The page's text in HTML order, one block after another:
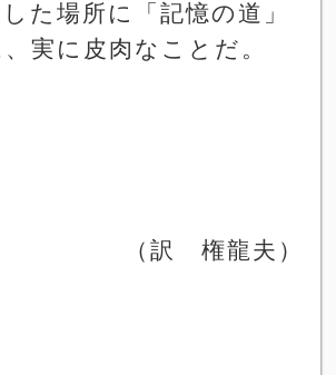
た場所に「記憶の道」
実に皮肉なことだ。
（訳 権龍夫）